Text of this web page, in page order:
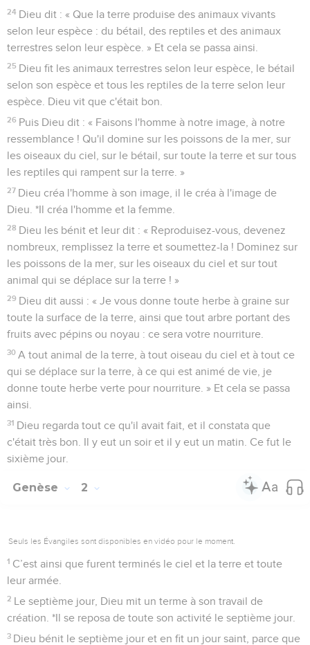
24 Dieu dit : « Que la terre produise des animaux vivants
selon leur espèce : du bétail, des reptiles et des animaux
terrestres selon leur espèce. » Et cela se passa ainsi.
25 Dieu fit les animaux terrestres selon leur espèce, le bétail
selon son espèce et tous les reptiles de la terre selon leur
espèce. Dieu vit que c'était bon.
26 Puis Dieu dit : « Faisons l'homme à notre image, à notre
ressemblance ! Qu'il domine sur les poissons de la mer, sur
les oiseaux du ciel, sur le bétail, sur toute la terre et sur tous
les reptiles qui rampent sur la terre. »
27 Dieu créa l'homme à son image, il le créa à l'image de
Dieu. *Il créa l'homme et la femme.
28 Dieu les bénit et leur dit : « Reproduisez-vous, devenez
nombreux, remplissez la terre et soumettez-la ! Dominez sur
les poissons de la mer, sur les oiseaux du ciel et sur tout
animal qui se déplace sur la terre ! »
29 Dieu dit aussi : « Je vous donne toute herbe à graine sur
toute la surface de la terre, ainsi que tout arbre portant des
fruits avec pépins ou noyau : ce sera votre nourriture.
30 A tout animal de la terre, à tout oiseau du ciel et à tout ce
qui se déplace sur la terre, à ce qui est animé de vie, je
donne toute herbe verte pour nourriture. » Et cela se passa
ainsi.
31 Dieu regarda tout ce qu'il avait fait, et il constata que
c'était très bon. Il y eut un soir et il y eut un matin. Ce fut le
sixième jour.
Genèse 2
Seuls les Évangiles sont disponibles en vidéo pour le moment.
1 C’est ainsi que furent terminés le ciel et la terre et toute
leur armée.
2 Le septième jour, Dieu mit un terme à son travail de
création. *Il se reposa de toute son activité le septième jour.
3 Dieu bénit le septième jour et en fit un jour saint, parce que